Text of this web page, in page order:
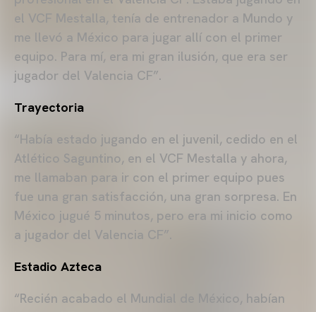
el VCF Mestalla, tenía de entrenador a Mundo y
me llevó a México para jugar allí con el primer
equipo. Para mí, era mi gran ilusión, que era ser
jugador del Valencia CF”.
Trayectoria
“Había estado jugando en el juvenil, cedido en el
Atlético Saguntino, en el VCF Mestalla y ahora,
me llamaban para ir con el primer equipo pues
fue una gran satisfacción, una gran sorpresa. En
México jugué 5 minutos, pero era mi inicio como
a jugador del Valencia CF”.
Estadio Azteca
“Recién acabado el Mundial de México, habían